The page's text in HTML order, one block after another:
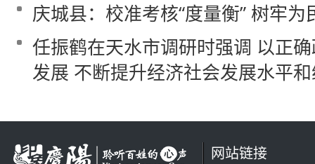
庆城县：校准考核“度量衡” 树牢为
任振鹤在天水市调研时强调 以正
发展 不断提升经济社会发展水平
网站链接